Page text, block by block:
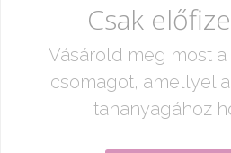
Csak
Vásárold meg most
csomagot, amellyel
tananyagához